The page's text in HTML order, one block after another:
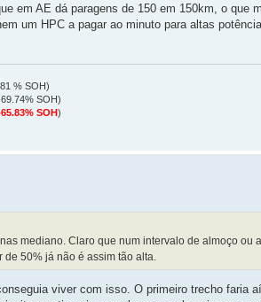
em AE dá paragens de 150 em 150km, o que
um HPC a pagar ao minuto para altas
% SOH)
SOH)
SOH)
mediano. Claro que num intervalo de almoço ou
50% já não é assim tão alta.
viver com isso. O primeiro trecho faria